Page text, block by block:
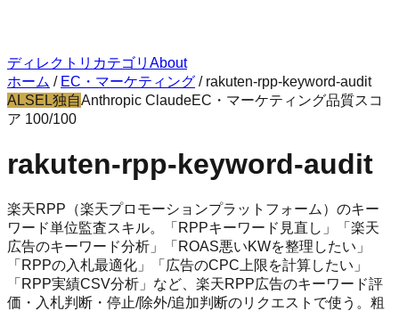
ディレクトリ カテゴリ About
ホーム / EC・マーケティング / rakuten-rpp-keyword-audit
ALSEL独自Anthropic ClaudeEC・マーケティング品質スコ
ア 100/100
rakuten-rpp-keyword-audit
楽天RPP（楽天プロモーションプラットフォーム）のキー
ワード単位監査スキル。「RPPキーワード見直し」「楽天
広告のキーワード分析」「ROAS悪いKWを整理したい」
「RPPの入札最適化」「広告のCPC上限を計算したい」
「RPP実績CSV分析」など、楽天RPP広告のキーワード評
価・入札判断・停止/除外/追加判断のリクエストで使う。粗